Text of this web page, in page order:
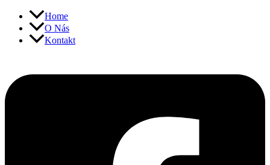
Přeskočit Home
O Nás
Kontakt